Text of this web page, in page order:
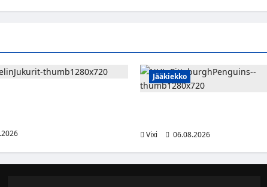
Jääkiekko
Vixi
06.08.2026